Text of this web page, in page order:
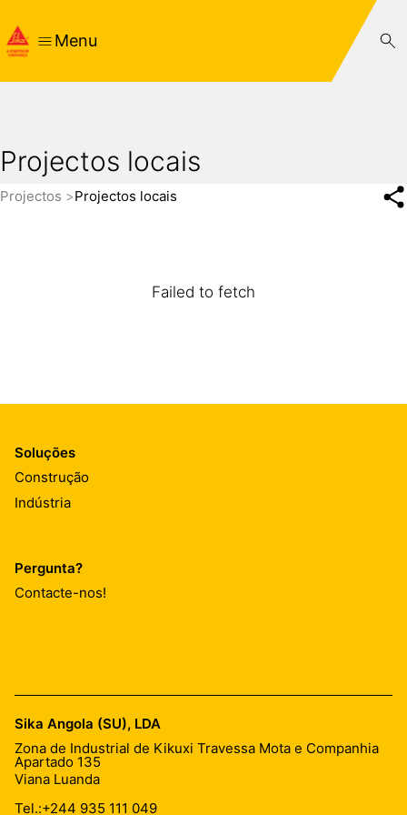
Menu
Projectos locais
Projectos Projectos locais
Failed to fetch
Soluções
Construção
Indústria
Pergunta?
Contacte-nos!
Sika Angola (SU), LDA
Zona de Industrial de Kikuxi Travessa Mota e Companhia
Apartado 135
Viana Luanda
Tel.:+244 935 111 049